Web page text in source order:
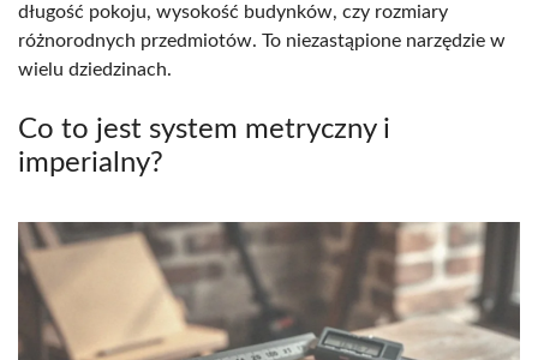
długość pokoju, wysokość budynków, czy rozmiary
różnorodnych przedmiotów. To niezastąpione narzędzie w
wielu dziedzinach.
Co to jest system metryczny i
imperialny?